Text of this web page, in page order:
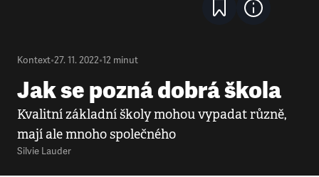
Kontext•27. 11. 2022•12 minut
Jak se pozná dobrá škola
Kvalitní základní školy mohou vypadat různě,
mají ale mnoho společného
Silvie Lauder